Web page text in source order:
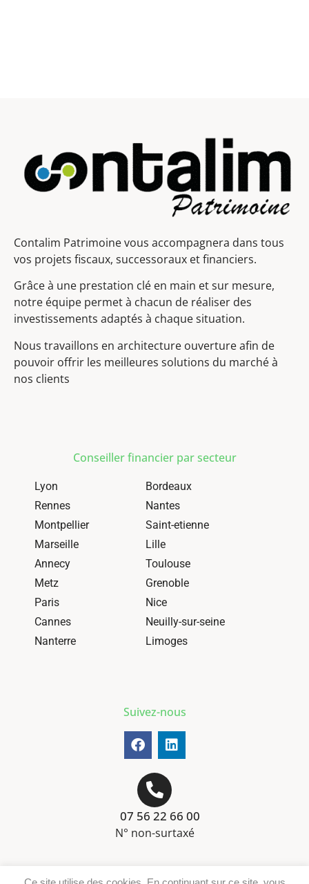
Contalim Patrimoine vous accompagnera dans tous
vos projets fiscaux, successoraux et financiers.
Grâce à une prestation clé en main et sur mesure,
notre équipe permet à chacun de réaliser des
investissements adaptés à chaque situation.
Nous travaillons en architecture ouverture afin de
pouvoir offrir les meilleures solutions du marché à
nos clients
Conseiller financier par secteur
Lyon
Bordeaux
Rennes
Nantes
Montpellier
Saint-etienne
Marseille
Lille
Annecy
Toulouse
Metz
Grenoble
Paris
Nice
Cannes
Neuilly-sur-seine
Nanterre
Limoges
Suivez-nous
07 56 22 66 00
N° non-surtaxé